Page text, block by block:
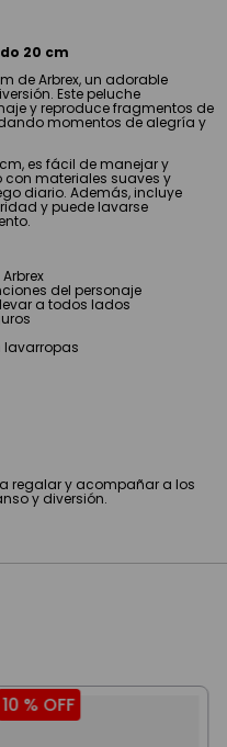
20 cm
de Arbrex, un adorable
Este peluche
y reproduce fragmentos de
momentos de alegría y
es fácil de manejar y
materiales suaves y
diario. Además, incluye
y puede lavarse
del personaje
a todos lados
lavarropas
regalar y acompañar a los
y diversión.
10 % OFF